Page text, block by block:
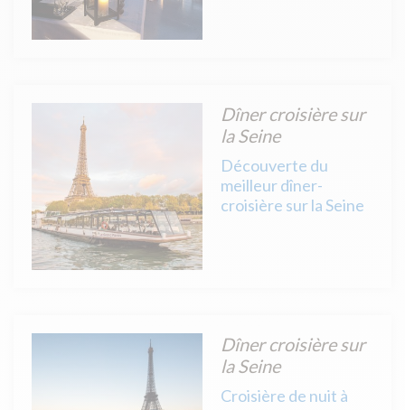
Dîner croisière sur
la Seine
Découverte du
meilleur dîner-
croisière sur la Seine
Dîner croisière sur
la Seine
Croisière de nuit à